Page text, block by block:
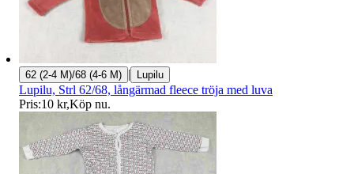
62 (2-4 M)/68 (4-6 M) | Lupilu
Lupilu, Strl 62/68, långärmad fleece tröja med luva
Pris:10 kr,Köp nu.